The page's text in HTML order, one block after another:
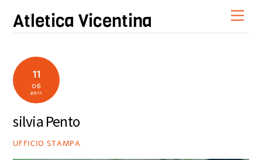
content
Atletica Vicentina
11
06
2011
silvia Pento
UFFICIO STAMPA